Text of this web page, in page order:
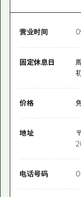
营业时间
固定休息日
价格
地址
电话号码